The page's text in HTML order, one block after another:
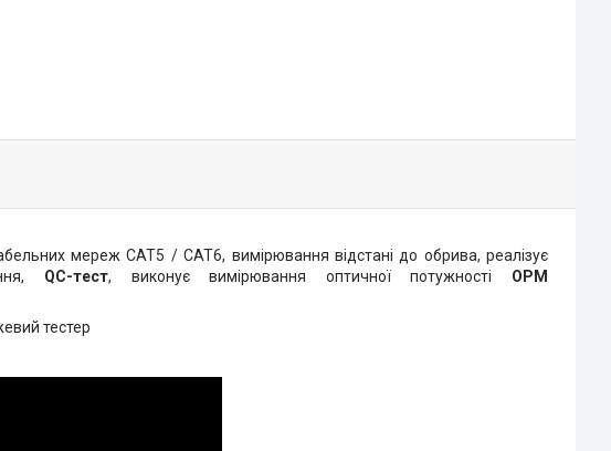
мереж CAT5 / CAT6, вимірювання відстані до обрива, реалізує
QC-тест, виконує вимірювання оптичної потужності OPM